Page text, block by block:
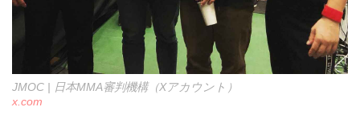
JMOC | 日本MMA審判機構（Xアカウント）
x.com